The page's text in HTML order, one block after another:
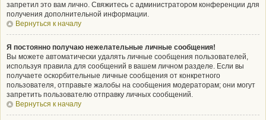
запретил это вам лично. Свяжитесь с администратором конференции для
получения дополнительной информации.
Вернуться к началу
Я постоянно получаю нежелательные личные сообщения!
Вы можете автоматически удалять личные сообщения пользователей,
используя правила для сообщений в вашем личном разделе. Если вы
получаете оскорбительные личные сообщения от конкретного
пользователя, отправьте жалобы на сообщения модераторам; они могут
запретить пользователю отправку личных сообщений.
Вернуться к началу